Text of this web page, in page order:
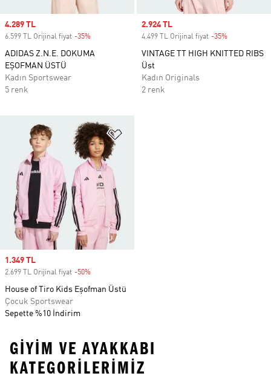
Sale price
4.289 TL
6.599 TL Orijinal fiyat -35%
ADIDAS Z.N.E. DOKUMA
EŞOFMAN ÜSTÜ
Kadın Sportswear
5 renk
Sale price
2.924 TL
4.499 TL Orijinal fiyat -35%
VINTAGE TT HIGH KNITTED RIBS
Üst
Kadın Originals
2 renk
Sale price
1.349 TL
2.699 TL Orijinal fiyat -50%
House of Tiro Kids Eşofman Üstü
Çocuk Sportswear
Sepette %10 İndirim
GIYIM VE AYAKKABI
KATEGORILERIMIZ